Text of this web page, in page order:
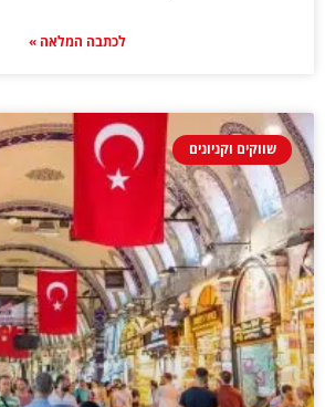
לכתבה המלאה »
שווקים וקניונים